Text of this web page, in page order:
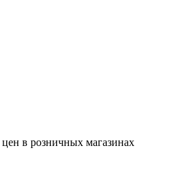
цен в розничных магазинах